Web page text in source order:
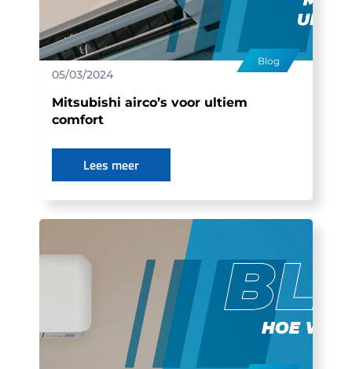
05/03/2024
Blog
Mitsubishi airco’s voor ultiem
comfort
Lees meer